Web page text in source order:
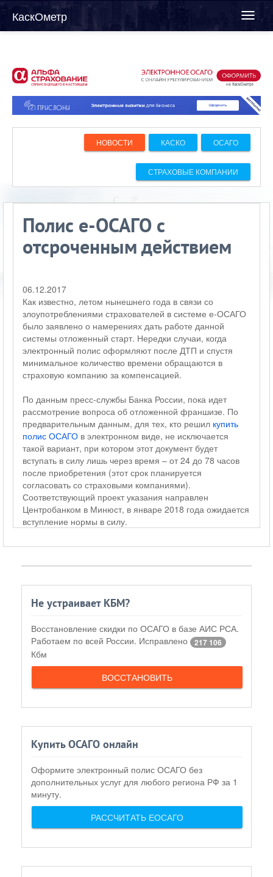
Toggle
КаскОметр
НОВОСТИ КАСКО ОСАГО
СТРАХОВЫЕ КОМПАНИИ
Полис е-ОСАГО с
отсроченным действием
06.12.2017
Как известно, летом нынешнего года в связи со
злоупотреблениями страхователей в системе е-ОСАГО
было заявлено о намерениях дать работе данной
системы отложенный старт. Нередки случаи, когда
электронный полис оформляют после ДТП и спустя
минимальное количество времени обращаются в
страховую компанию за компенсацией.
По данным пресс-службы Банка России, пока идет
рассмотрение вопроса об отложенной франшизе. По
предварительным данным, для тех, кто решил купить
полис ОСАГО в электронном виде, не исключается
такой вариант, при котором этот документ будет
вступать в силу лишь через время – от 24 до 78 часов
после приобретения (этот срок планируется
согласовать со страховыми компаниями).
Соответствующий проект указания направлен
Центробанком в Минюст, в январе 2018 года ожидается
вступление нормы в силу.
Не устраивает КБМ?
Восстановление скидки по ОСАГО в базе АИС РСА.
Работаем по всей России. Исправлено
217 106
Кбм
ВОССТАНОВИТЬ
Купить ОСАГО онлайн
Оформите электронный полис ОСАГО без
дополнительных услуг для любого региона РФ за 1
минуту.
РАССЧИТАТЬ ЕОСАГО